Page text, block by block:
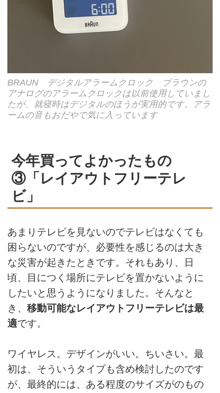
BRAUN デジタルアラームクロック ブラウンの
アナログのアラームクロックは以前使用していまし
たが、就寝時はデジタルのほうが実用的です。アラ
ームの音もおだやで気に入っています
今年買ってよかったもの
③「レイアウトフリーテレ
ビ」
あまりテレビを見ないのでテレビはなくても
困らないのですが、必要性を感じるのは大き
な災害が起きたときです。それもあり、日
頃、目につく場所にテレビを置かないように
したいと思うようになりました。そんなと
き、 移動可能なレイアウトフリーテレビは最
適です。
ワイヤレス。デザインがいい。ちいさい。最
初は、そういうタイプも含め検討したのです
が、最終的には、ある程度のサイズがのもの